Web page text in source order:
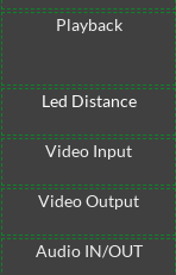
Playback
Led Distance
Video Input
Video Output
Audio IN/OUT